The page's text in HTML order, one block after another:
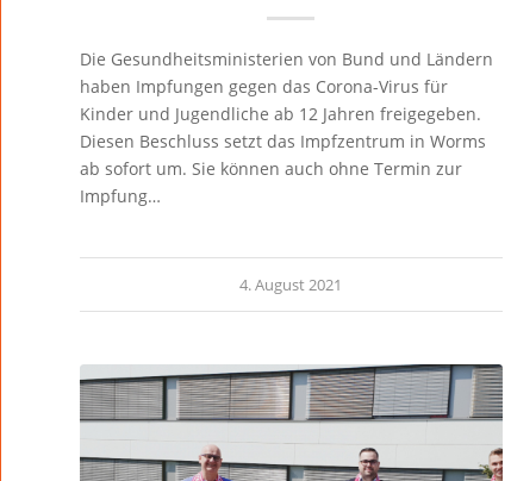
Die Gesundheitsministerien von Bund und Ländern
haben Impfungen gegen das Corona-Virus für
Kinder und Jugendliche ab 12 Jahren freigegeben.
Diesen Beschluss setzt das Impfzentrum in Worms
ab sofort um. Sie können auch ohne Termin zur
Impfung…
4. August 2021